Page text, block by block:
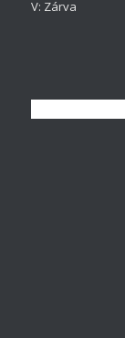
V: Zárva